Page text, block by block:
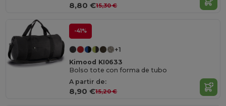
8,80 €15,30 €
-41%
+1
Kimood KI0633
Bolso tote con forma de tubo
A partir de:
8,90 €15,20 €